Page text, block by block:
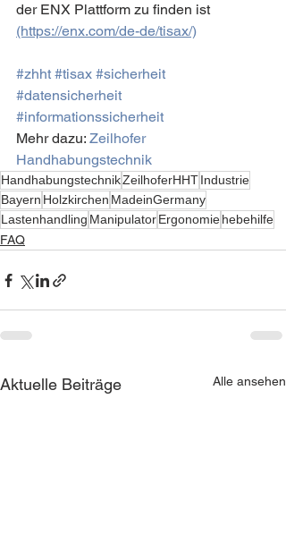
der ENX Plattform zu finden ist
(https://enx.com/de-de/tisax/)
#zhht #tisax #sicherheit
#datensicherheit
#informationssicherheit
Mehr dazu: Zeilhofer
Handhabungstechnik
HandhabungstechnikZeilhoferHHTIndustrie
Bayern Holzkirchen MadeinGermany
Lastenhandling ManipulatorErgonomiehebehilfe
FAQ
Aktuelle Beiträge Alle ansehen